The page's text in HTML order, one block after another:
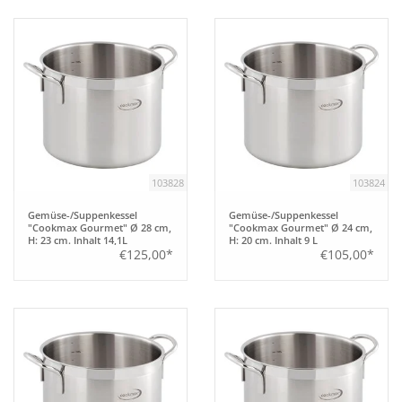
103828
Gemüse-/Suppenkessel
"Cookmax Gourmet" Ø 28 cm,
H: 23 cm. Inhalt 14,1L
€125,00*
103824
Gemüse-/Suppenkessel
"Cookmax Gourmet" Ø 24 cm,
H: 20 cm. Inhalt 9 L
€105,00*